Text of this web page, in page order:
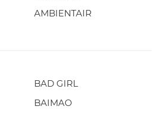
AMBIENTAIR
BAD GIRL
BAIMAO